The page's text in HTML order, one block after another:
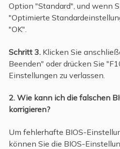
Option "Standard", und wenn
"Optimierte
"OK".
Schritt 3.Klicken Sie
Beenden" oder drücken Sie
Einstellungen zu verlassen.
2. Wie kann ich die falschen
korrigieren?
Um fehlerhafte BIOS-
können Sie die BIOS-